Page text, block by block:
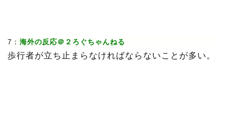
7： 海外の反応＠２ろぐちゃんねる
歩行者が立ち止まらなければならないことが多い。